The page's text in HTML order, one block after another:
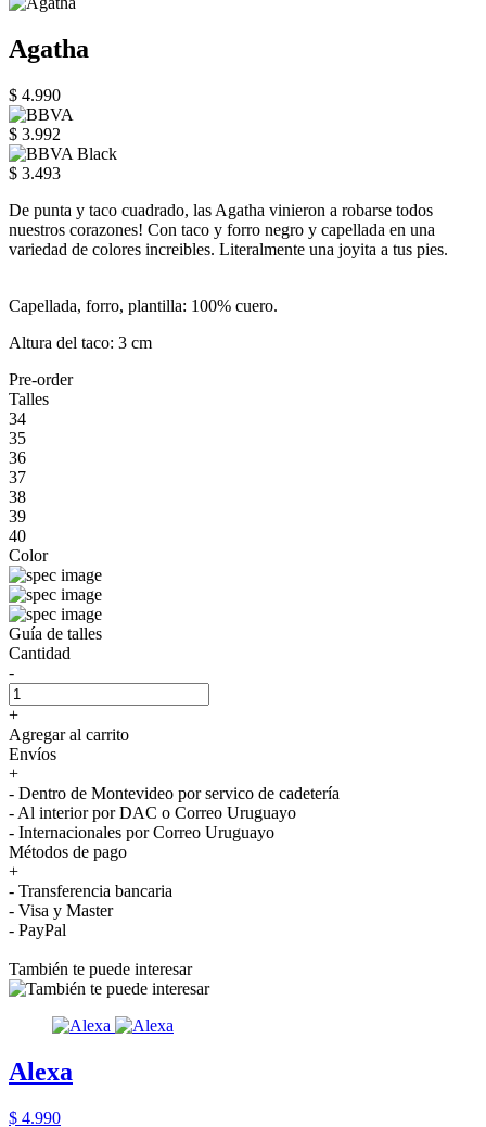
Agatha
$ 4.990
$ 3.992
$ 3.493
De punta y taco cuadrado, las Agatha vinieron a robarse todos
nuestros corazones! Con taco y forro negro y capellada en una
variedad de colores increibles. Literalmente una joyita a tus pies.
Capellada, forro, plantilla: 100% cuero.
Altura del taco: 3 cm
Pre-order
Talles
34
35
36
37
38
39
40
Color
Guía de talles
Cantidad
-
+
Agregar al carrito
Envíos
+
- Dentro de Montevideo por servico de cadetería
- Al interior por DAC o Correo Uruguayo
- Internacionales por Correo Uruguayo
Métodos de pago
+
- Transferencia bancaria
- Visa y Master
- PayPal
También te puede interesar
Alexa
$ 4.990